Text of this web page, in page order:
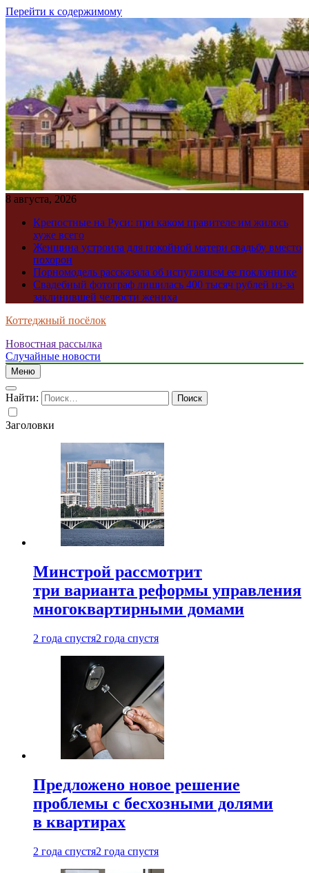
Перейти к содержимому
8 августа, 2026
Крепостные на Руси: при каком правителе им жилось
хуже всего
Женщина устроила для покойной матери свадьбу вместо
похорон
Порномодель рассказала об испугавшем ее поклоннике
Свадебный фотограф лишилась 400 тысяч рублей из-за
заклинившей челюсти жениха
Коттеджный посёлок
Новостная рассылка
Случайные новости
Меню
Найти:
Заголовки
Минстрой рассмотрит
три варианта реформы управления
многоквартирными домами
2 года спустя2 года спустя
Предложено новое решение
проблемы с бесхозными долями
в квартирах
2 года спустя2 года спустя